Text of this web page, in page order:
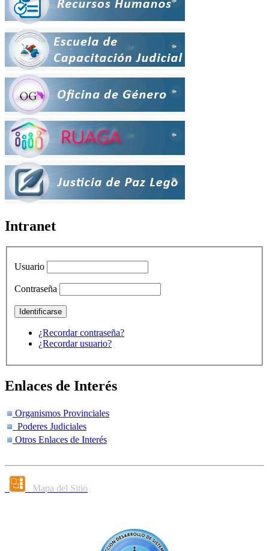
Intranet
Usuario
Contraseña
¿Recordar contraseña?
¿Recordar usuario?
Enlaces de Interés
Organismos Provinciales
Poderes Judiciales
Otros Enlaces de Interés
Mapa del Sitio